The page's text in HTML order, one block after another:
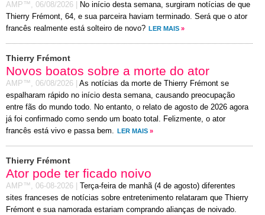
AMP™, 06/08/2026
No início desta semana, surgiram notícias de que
Thierry Frémont, 64, e sua parceira haviam terminado. Será que o ator
francês realmente está solteiro de novo? LER MAIS »
Thierry Frémont
Novos boatos sobre a morte do ator
AMP™, 06/08/2026
As notícias da morte de Thierry Frémont se
espalharam rápido no início desta semana, causando preocupação
entre fãs do mundo todo. No entanto, o relato de agosto de 2026 agora
já foi confirmado como sendo um boato total. Felizmente, o ator
francês está vivo e passa bem.
LER MAIS »
Thierry Frémont
Ator pode ter ficado noivo
AMP™, 06-08-2026
Terça-feira de manhã (4 de agosto) diferentes
sites franceses de notícias sobre entretenimento relataram que Thierry
Frémont e sua namorada estariam comprando alianças de noivado.